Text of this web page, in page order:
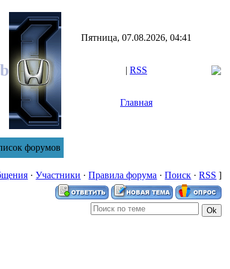
Пятница, 07.08.2026, 04:41
| RSS
Главная
форумов
·Участники ·Правила форума ·Поиск ·RSS ]